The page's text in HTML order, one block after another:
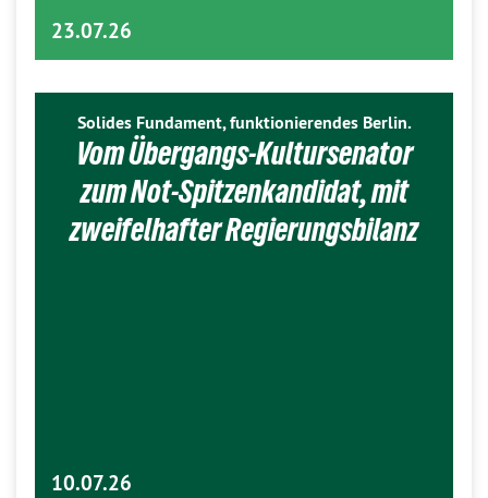
23.07.26
Solides Fundament, funktionierendes Berlin.
Vom Übergangs-Kultursenator
zum Not-Spitzenkandidat, mit
zweifelhafter Regierungsbilanz
10.07.26